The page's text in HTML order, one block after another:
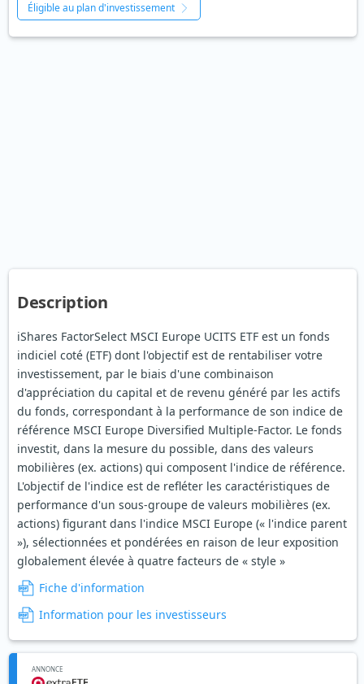
Éligible au plan d'investissement
Description
iShares FactorSelect MSCI Europe UCITS ETF est un fonds
indiciel coté (ETF) dont l'objectif est de rentabiliser votre
investissement, par le biais d'une combinaison
d'appréciation du capital et de revenu généré par les actifs
du fonds, correspondant à la performance de son indice de
référence MSCI Europe Diversified Multiple-Factor. Le fonds
investit, dans la mesure du possible, dans des valeurs
mobilières (ex. actions) qui composent l'indice de référence.
L'objectif de l'indice est de refléter les caractéristiques de
performance d'un sous-groupe de valeurs mobilières (ex.
actions) figurant dans l'indice MSCI Europe (« l'indice parent
»), sélectionnées et pondérées en raison de leur exposition
globalement élevée à quatre facteurs de « style »
Fiche d'information
Information pour les investisseurs
ANNONCE